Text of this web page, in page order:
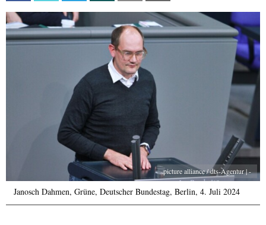
picture alliance / dts-Agentur | -
Janosch Dahmen, Grüne, Deutscher Bundestag, Berlin, 4. Juli 2024